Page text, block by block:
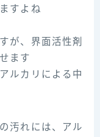
すよね
が、界面活性剤
ます
ルカリによる中
汚れには、アル